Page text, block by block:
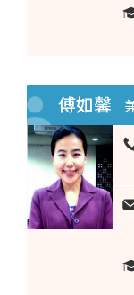
傅如馨